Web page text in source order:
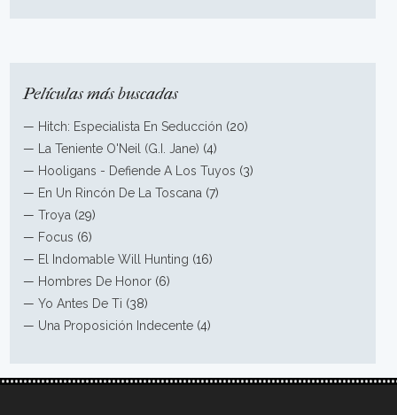
Películas más buscadas
— Hitch: Especialista En Seducción (20)
—
La Teniente O'Neil (G.I. Jane) (4)
— Hooligans - Defiende A Los Tuyos (3)
— En Un Rincón De La Toscana (7)
—Troya (29)
— Focus (6)
— El Indomable Will Hunting (16)
— Hombres De Honor (6)
—Yo Antes De Ti (38)
— Una Proposición Indecente (4)